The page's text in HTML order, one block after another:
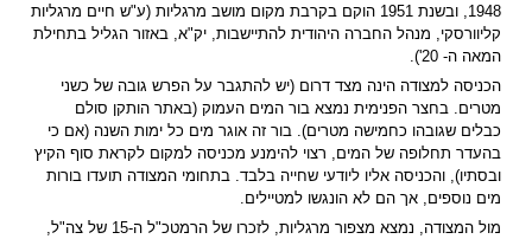
1948, ובשנת 1951 הוקם בקרבת מקום מושב מרגליות (ע"ש חיים מרגליות
קליוורסקי, מנהל החברה היהודית להתיישבות, יק"א, באזור הגליל בתחילת
המאה ה- 20').
הכניסה למצודה הינה מצד דרום (יש להתגבר על הפרש גובה של כשני
מטרים. בחצר הפנימית נמצא בור המים העמוק (באתר הותקן סולם
כבלים שגובהו כחמישה מטרים). בור זה אוגר מים כל ימות השנה (אם כי
בהעדר תחלופה של המים, רצוי להימנע מכניסה למקום לקראת סוף הקיץ
ובסתיו), והכניסה אליו ליודעי שחייה בלבד. בתחומי המצודה תועדו בורות
מים נוספים, אך הם לא הונגשו למטיילים.
מול המצודה, נמצא מצפור מרגליות, לזכרו של הרמטכ"ל ה-15 של צה"ל,